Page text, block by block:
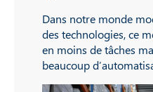
Dans notre monde
des technologies, ce
en moins de tâches
beaucoup